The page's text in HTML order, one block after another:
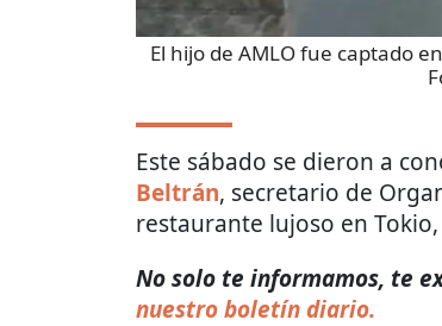
El hijo de AMLO fue captado
Este sábado se dieron a
Beltrán, secretario de
restaurante lujoso en
No solo te informamos, te
nuestro boletín diario.